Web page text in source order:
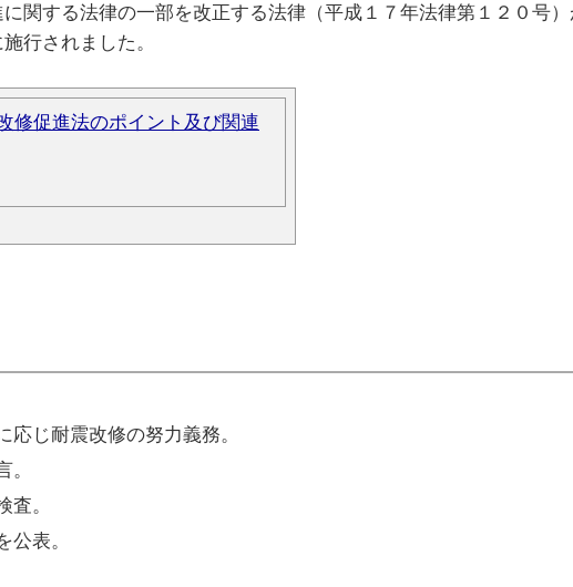
関する法律の一部を改正する法律（平成１７年法律第１２０号
行されました。
修促進法のポイント及び関連
じ耐震改修の努力義務。
。
査。
公表。